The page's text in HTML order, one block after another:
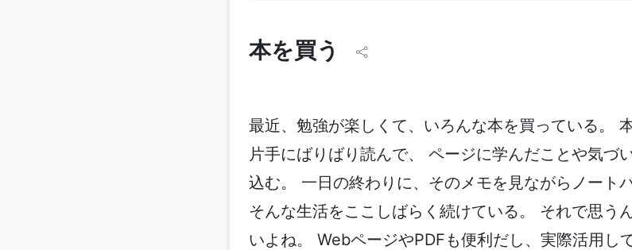
本を買う
最近、勉強が楽しくて、いろんな本を買っている。
片手にばりばり読んで、 ページに学んだことや気づ
込む。 一日の終わりに、そのメモを見ながらノート
そんな生活をここしばらく続けている。 それで思う
いよね。 WebページやPDFも便利だし、実際活用し